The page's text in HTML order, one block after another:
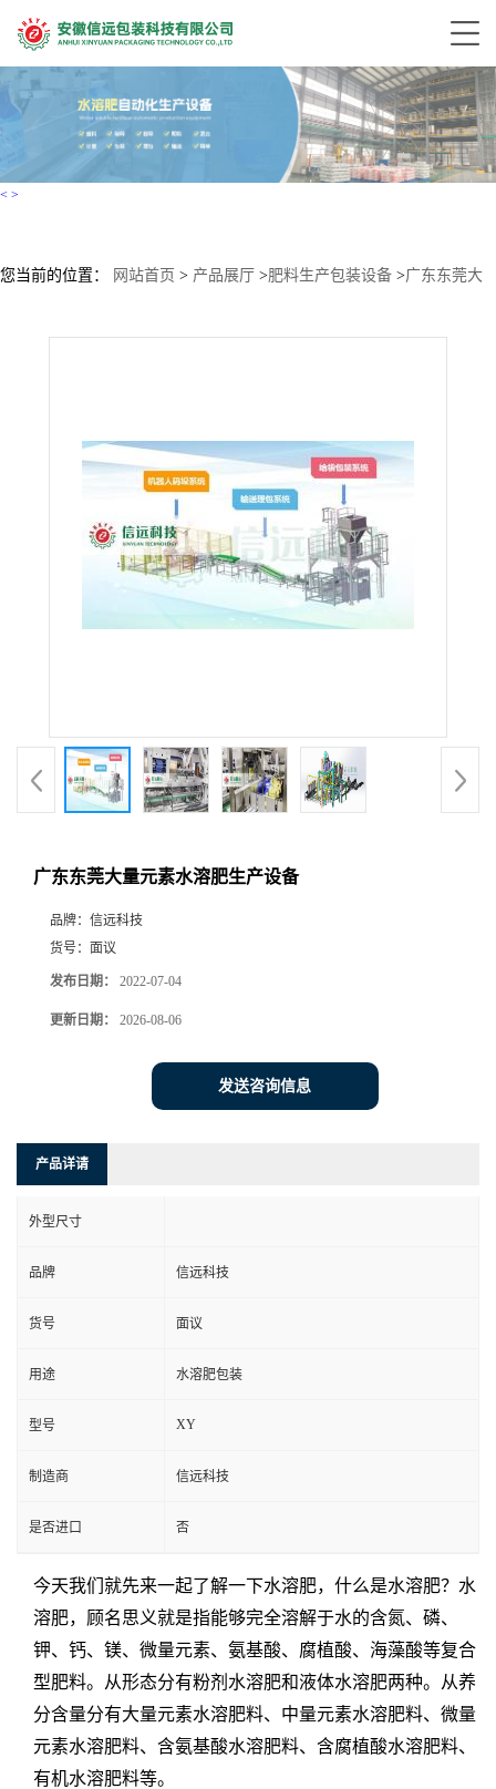
< >
您当前的位置： 网站首页 > 产品展厅 >肥料生产包装设备 >广东东莞大
广东东莞大量元素水溶肥生产设备
品牌： 信远科技
货号： 面议
发布日期： 2022-07-04
更新日期： 2026-08-06
发送咨询信息
产品详请
外型尺寸
品牌 信远科技
货号 面议
用途 水溶肥包装
型号 XY
制造商 信远科技
是否进口 否
今天我们就先来一起了解一下水溶肥，什么是水溶肥？水
溶肥，顾名思义就是指能够完全溶解于水的含氮、磷、
钾、钙、镁、微量元素、氨基酸、腐植酸、海藻酸等复合
型肥料。从形态分有粉剂水溶肥和液体水溶肥两种。从养
分含量分有大量元素水溶肥料、中量元素水溶肥料、微量
元素水溶肥料、含氨基酸水溶肥料、含腐植酸水溶肥料、
有机水溶肥料等。